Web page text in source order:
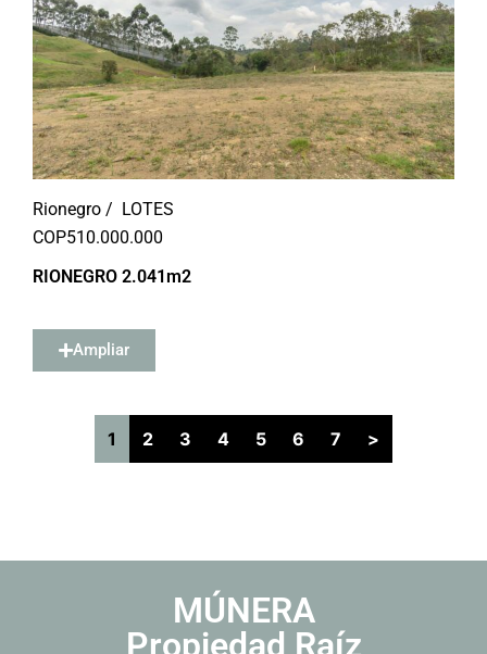
Rionegro / LOTES
COP510.000.000
RIONEGRO 2.041m2
Ampliar
1 2 3 4 5 6 7 >
MÚNERA
Propiedad Raíz